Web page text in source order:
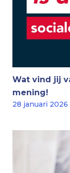
Wat vind jij
mening!
28 januari